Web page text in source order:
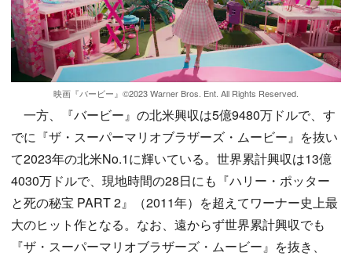
映画『バービー』©2023 Warner Bros. Ent. All Rights Reserved.
一方、『バービー』の北米興収は5億9480万ドルで、す
でに『ザ・スーパーマリオブラザーズ・ムービー』を抜い
て2023年の北米No.1に輝いている。世界累計興収は13億
4030万ドルで、現地時間の28日にも『ハリー・ポッター
と死の秘宝 PART 2』（2011年）を超えてワーナー史上最
大のヒット作となる。なお、遠からず世界累計興収でも
『ザ・スーパーマリオブラザーズ・ムービー』を抜き、